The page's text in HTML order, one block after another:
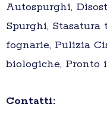
Autospurghi,
Spurghi,
fognarie, Pulizia
biologiche, Pronto
Contatti: